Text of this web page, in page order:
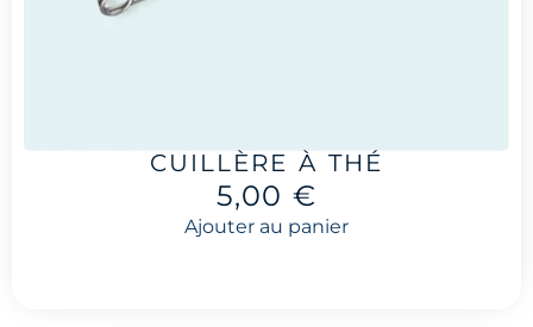
CUILLÈRE À THÉ
5,00 €
Ajouter au panier